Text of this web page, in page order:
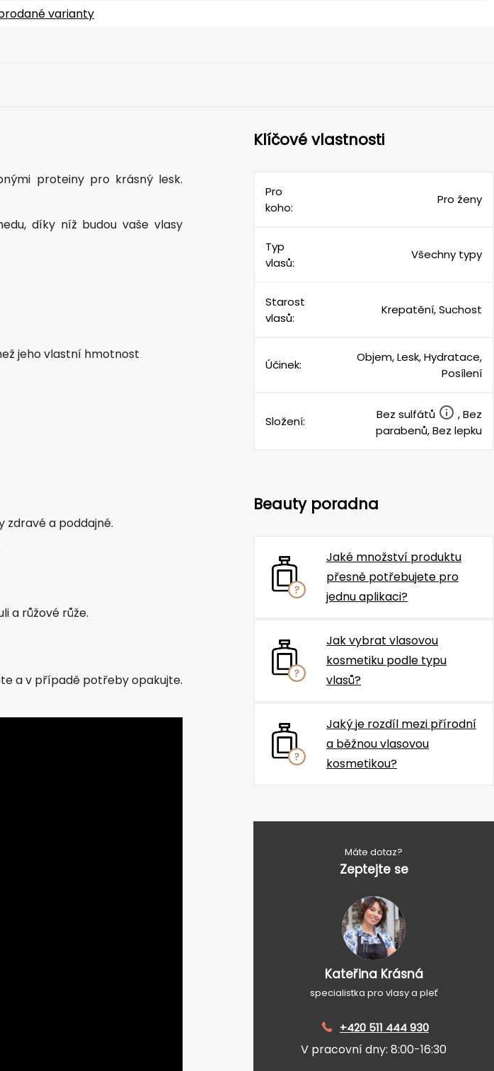
varianty
proteiny pro krásný lesk.
díky níž budou vaše vlasy
jeho vlastní hmotnost
zdravé a poddajné.
a růžové růže.
a v případě potřeby opakujte.
Klíčové vlastnosti
Pro
koho:
Pro ženy
Typ
vlasů:
Všechny typy
Starost
vlasů:
Krepatění, Suchost
Účinek:
Objem, Lesk, Hydratace,
Posílení
Složení: Bez sulfátů
, Bez
parabenů, Bez lepku
Beauty poradna
Jaké množství produktu
přesně potřebujete pro
jednu aplikaci?
Jak vybrat vlasovou
kosmetiku podle typu
vlasů?
Jaký je rozdíl mezi přírodní
a běžnou vlasovou
kosmetikou?
Máte dotaz?
Zeptejte se
Kateřina Krásná
specialistka pro vlasy a pleť
+420 511 444 930
V pracovní dny: 8:00-16:30